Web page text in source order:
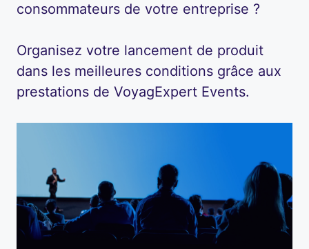
consommateurs de votre entreprise ?
Organisez votre lancement de produit
dans les meilleures conditions grâce aux
prestations de VoyagExpert Events.